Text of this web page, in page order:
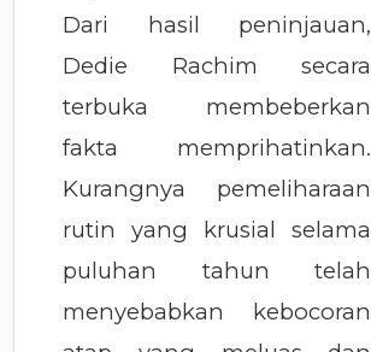
Dari hasil peninjauan,
Dedie Rachim secara
terbuka membeberkan
fakta memprihatinkan.
Kurangnya pemeliharaan
rutin yang krusial selama
puluhan tahun telah
menyebabkan kebocoran